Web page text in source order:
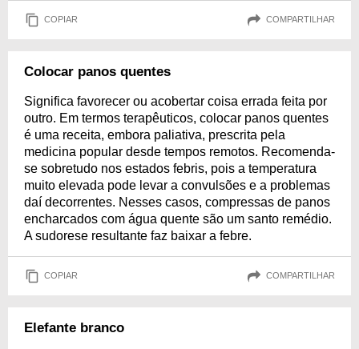
COPIAR COMPARTILHAR
Colocar panos quentes
Significa favorecer ou acobertar coisa errada feita por
outro. Em termos terapêuticos, colocar panos quentes
é uma receita, embora paliativa, prescrita pela
medicina popular desde tempos remotos. Recomenda-
se sobretudo nos estados febris, pois a temperatura
muito elevada pode levar a convulsões e a problemas
daí decorrentes. Nesses casos, compressas de panos
encharcados com água quente são um santo remédio.
A sudorese resultante faz baixar a febre.
COPIAR COMPARTILHAR
Elefante branco